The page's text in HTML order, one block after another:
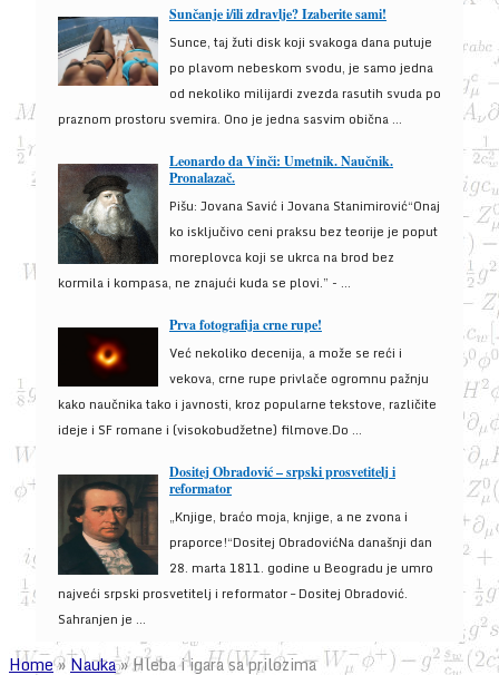
Sunčanje i/ili zdravlje? Izaberite sami!
Sunce, taj žuti disk koji svakoga dana putuje
po plavom nebeskom svodu, je samo jedna
od nekoliko milijardi zvezda rasutih svuda po
praznom prostoru svemira. Ono je jedna sasvim obična ...
Leonardo da Vinči: Umetnik. Naučnik.
Pronalazač.
Pišu: Jovana Savić i Jovana Stanimirović“Onaj
ko isključivo ceni praksu bez teorije je poput
moreplovca koji se ukrca na brod bez
kormila i kompasa, ne znajući kuda se plovi.” - ...
Prva fotografija crne rupe!
Već nekoliko decenija, a može se reći i
vekova, crne rupe privlače ogromnu pažnju
kako naučnika tako i javnosti, kroz popularne tekstove, različite
ideje i SF romane i (visokobudžetne) filmove.Do ...
Dositej Obradović – srpski prosvetitelj i
reformator
„Knjige, braćo moja, knjige, a ne zvona i
praporce!“Dositej ObradovićNa današnji dan
28. marta 1811. godine u Beogradu je umro
najveći srpski prosvetitelj i reformator – Dositej Obradović.
Sahranjen je ...
Home» Nauka»Hleba i igara sa prilozima